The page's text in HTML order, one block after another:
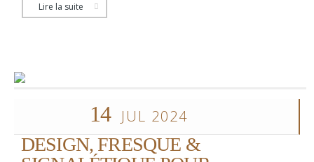
Lire la suite
14 JUL 2024
DESIGN, FRESQUE &